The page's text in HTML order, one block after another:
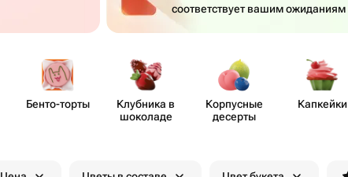
соответствует вашим ожиданиям
Бенто​-торты
Клубника в
шоколаде
Корпусные
десерты
Капкейки